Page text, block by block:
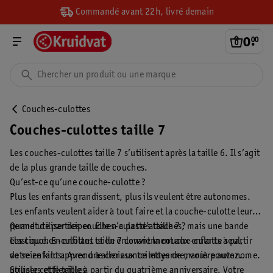
Commandé avant 22h, livré demain
0.
00
Couches-culottes
Couches-culottes taille 7
Les couches-culottes taille 7 s’utilisent après la taille 6. Il s’agit
de la plus grande taille de couches.
Qu’est-ce qu’une couche-culotte ?
Plus les enfants grandissent, plus ils veulent être autonomes.
Les enfants veulent aider à tout faire et la couche-culotte leur
permet de participer. Elle n’a pas d’attaches, mais une bande
élastique. En enfilant et en enlevant la couche-culotte seul,
votre enfant apprend à aller aux toilettes de manière autonome.
Quand utiliser des couches-culottes taille 7 ?
Les couches-culottes taille 7 conviennent aux enfants à partir
de seize kilos. Avec une croissance moyenne, vous pouvez
utiliser cette taille à partir du quatrième anniversaire. Votre
Souples et flexibles